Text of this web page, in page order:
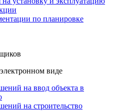
по планировке
виде
на ввод объекта в
на строительство